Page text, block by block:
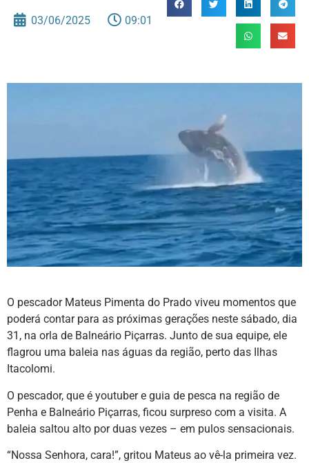
03/06/2025 09:01
O pescador Mateus Pimenta do Prado viveu momentos que
poderá contar para as próximas gerações neste sábado, dia
31, na orla de Balneário Piçarras. Junto de sua equipe, ele
flagrou uma baleia nas águas da região, perto das Ilhas
Itacolomi.
O pescador, que é youtuber e guia de pesca na região de
Penha e Balneário Piçarras, ficou surpreso com a visita. A
baleia saltou alto por duas vezes – em pulos sensacionais.
“Nossa Senhora, cara!”, gritou Mateus ao vê-la primeira vez.